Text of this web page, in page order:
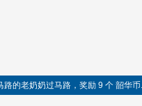
的老奶奶过马路，奖励 9 个 韶华币.